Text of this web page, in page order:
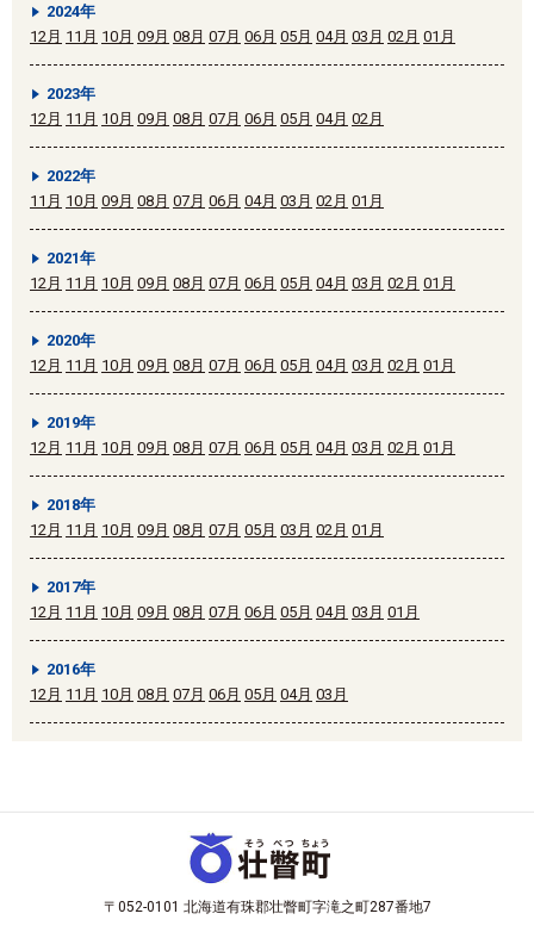
2024年
12月 11月 10月 09月 08月 07月 06月 05月 04月 03月 02月 01月
2023年
12月 11月 10月 09月 08月 07月 06月 05月 04月 02月
2022年
11月 10月 09月 08月 07月 06月 04月 03月 02月 01月
2021年
12月 11月 10月 09月 08月 07月 06月 05月 04月 03月 02月 01月
2020年
12月 11月 10月 09月 08月 07月 06月 05月 04月 03月 02月 01月
2019年
12月 11月 10月 09月 08月 07月 06月 05月 04月 03月 02月 01月
2018年
12月 11月 10月 09月 08月 07月 05月 03月 02月 01月
2017年
12月 11月 10月 09月 08月 07月 06月 05月 04月 03月 01月
2016年
12月 11月 10月 08月 07月 06月 05月 04月 03月
〒052-0101 北海道有珠郡壮瞥町字滝之町287番地7